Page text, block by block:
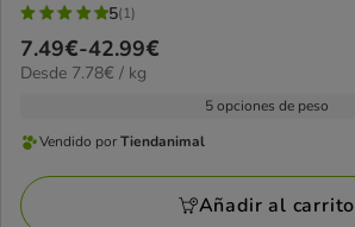
5
estrellas
con
opiniones
5(1)
Precio
de
a
7.49€-42.99€
7.78€
Desde 7.78€ / kg
5 opciones de peso
Vendido
por
Tiendanimal
Vendido porTiendanimal
Añadir al carrito